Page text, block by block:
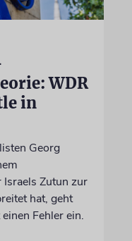
WDR
in
Georg
Zutun zur
hat, geht
Fehler ein.